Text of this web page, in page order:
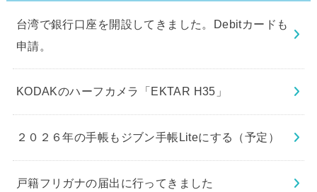
台湾で銀行口座を開設してきました。Debitカードも
申請。
KODAKのハーフカメラ「EKTAR H35」
２０２６年の手帳もジブン手帳Liteにする（予定）
戸籍フリガナの届出に行ってきました